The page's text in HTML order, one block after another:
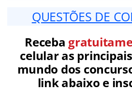
QUESTÕES DE
Receba
celular as
mundo dos
link abaixo e